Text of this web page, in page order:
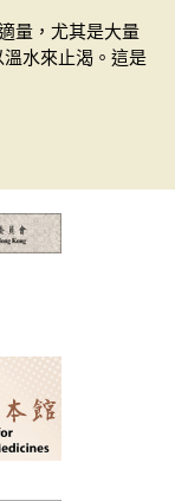
量，尤其是大量
溫水來止渴。這是